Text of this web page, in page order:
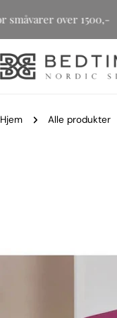
til
innholdet
småvarer over 1500,-
Hjem Alle produkter